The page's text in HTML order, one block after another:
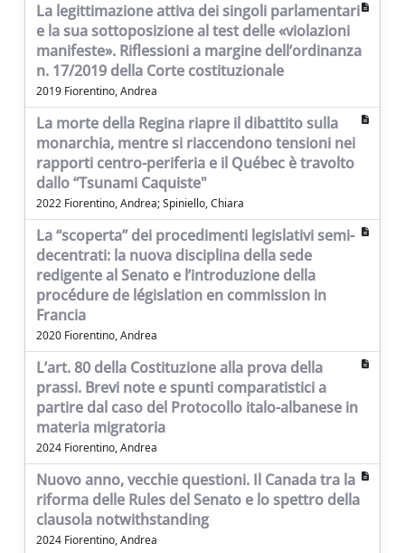
La legittimazione attiva dei singoli parlamentari
e la sua sottoposizione al test delle «violazioni
manifeste». Riflessioni a margine dell’ordinanza
n. 17/2019 della Corte costituzionale
2019 Fiorentino, Andrea
La morte della Regina riapre il dibattito sulla
monarchia, mentre si riaccendono tensioni nei
rapporti centro-periferia e il Québec è travolto
dallo “Tsunami Caquiste"
2022 Fiorentino, Andrea; Spiniello, Chiara
La “scoperta” dei procedimenti legislativi semi-
decentrati: la nuova disciplina della sede
redigente al Senato e l’introduzione della
procédure de législation en commission in
Francia
2020 Fiorentino, Andrea
L’art. 80 della Costituzione alla prova della
prassi. Brevi note e spunti comparatistici a
partire dal caso del Protocollo italo-albanese in
materia migratoria
2024 Fiorentino, Andrea
Nuovo anno, vecchie questioni. Il Canada tra la
riforma delle Rules del Senato e lo spettro della
clausola notwithstanding
2024 Fiorentino, Andrea